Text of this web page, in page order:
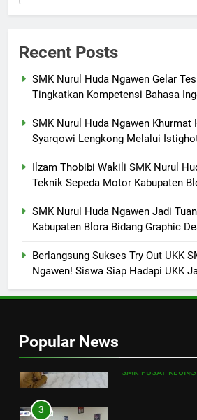
Recent Posts
SMK Nurul Huda Ngawen Gelar
Tingkatkan Kompetensi Bahasa
SMK Nurul Huda Ngawen Khurmat
Syarqowi Lengkong Melalui
Ilzam Thobibi Wakili SMK Nurul
Teknik Sepeda Motor Kabupaten
SMK Nurul Huda Ngawen Jadi
Kabupaten Blora Bidang Graphic
Berlangsung Sukses Try Out UKK
Ngawen! Siswa Siap Hadapi UKK
Popular News
7
SMK Nurul
Sukses!
Ngawen
Pendidikan
SMK PUSAT
SMK Nurul
Tes TOEIC
Kompetensi
Siswa
SMK PUSAT
2
Khurmat
Syarqowi
Istighotsah
3